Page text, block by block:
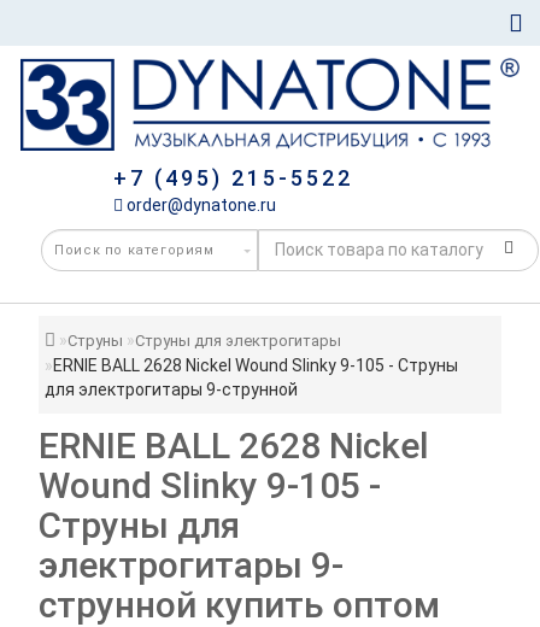
+7 (495) 215-5522
order@dynatone.ru
Струны Струны для электрогитары
ERNIE BALL 2628 Nickel Wound Slinky 9-105 - Струны
для электрогитары 9-струнной
ERNIE BALL 2628 Nickel
Wound Slinky 9-105 -
Струны для
электрогитары 9-
струнной купить оптом